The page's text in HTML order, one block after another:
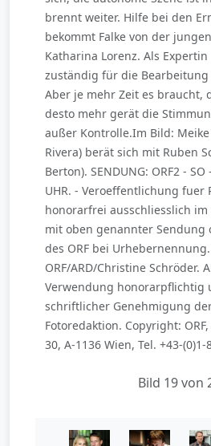
brennt weiter. Hilfe bei den
bekommt Falke von der
Katharina Lorenz. Als Expertin
zuständig für die
Aber je mehr Zeit es braucht,
desto mehr gerät die
außer Kontrolle.Im Bild: Meike
Rivera) berät sich mit Ruben
Berton). SENDUNG: ORF2 -
UHR. - Veroeffentlichung fuer
honorarfrei ausschliesslich
mit oben genannter Sendung
des ORF bei Urhebernennung.
ORF/ARD/Christine Schröder.
Verwendung honorarpflichtig
schriftlicher Genehmigung der
Fotoredaktion. Copyright:
30, A-1136 Wien, Tel. +43-(0)1-
Bild 19 von